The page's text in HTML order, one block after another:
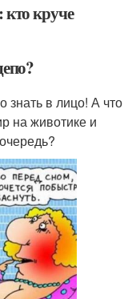
круче
знать в лицо! А что
на животике и